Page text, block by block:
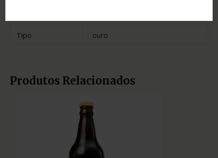
Tipo
ouro
Produtos Relacionados